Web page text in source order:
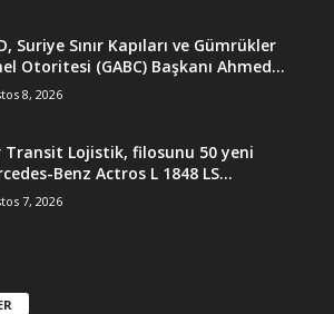
Suriye Sınır Kapıları ve Gümrükler
Otoritesi (GABC) Başkanı Ahmed...
8, 2026
Transit Lojistik, filosunu 50 yeni
Benz Actros L 1848 LS...
7, 2026